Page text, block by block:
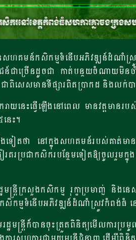
ហគមន៍កសិកម្មទំនើបអភិវឌ្ឍន៍ដំណាំស្រូ
ជន៍ជាច្រើនដូចជា កាត់បន្ថយចំណាយមិន
ក ជាពិសេសមានទីផ្សារពិតប្រាកដ និងល
ករាយនេះធ្វើឡើងនៅពេល មានវត្តម
េះ។
ៀតថា នៅក្នុងសហគមន៍របស់គាត់មាន
រប្រជាកសិករបន្ថែមទៀតឱ្យចូលរួមក្
ត្រីក្រសួងកសិកម្ម រុក្ខាប្រមាញ់ និងន
មទំនើបអភិវឌ្ឍន៍ដំណាំស្រូវកំពង់ធំ នៅ
រដ្ឋមន្រ្តីក៏បានចុះត្រួតពិនិត្យមើលកា